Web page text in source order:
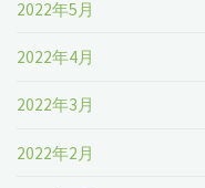
2022年5月
2022年4月
2022年3月
2022年2月